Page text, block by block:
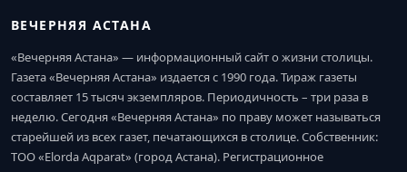
ВЕЧЕРНЯЯ АСТАНА
«Вечерняя Астана» — информационный сайт о жизни столицы.
Газета «Вечерняя Астана» издается с 1990 года. Тираж газеты
составляет 15 тысяч экземпляров. Периодичность – три раза в
неделю. Сегодня «Вечерняя Астана» по праву может называться
старейшей из всех газет, печатающихся в столице. Собственник:
ТОО «Elorda Aqparat» (город Астана). Регистрационное